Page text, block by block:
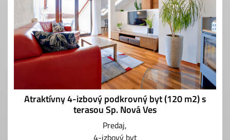
Atraktívny 4-izbový podkrovný byt (120 m2) s
terasou Sp. Nová Ves
Predaj
4-izbový byt